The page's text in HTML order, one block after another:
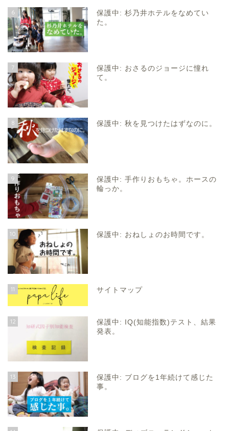
6
保護中: 杉乃井ホテルをなめてい
た。
7
保護中: おさるのジョージに憧れ
て。
8 保護中: 秋を見つけたはずなのに。
9
保護中: 手作りおもちゃ。ホースの
輪っか。
10 保護中: おねしょのお時間です。
11 サイトマップ
12
保護中: IQ(知能指数)テスト、結果
発表。
13
保護中: ブログを1年続けて感じた
事。